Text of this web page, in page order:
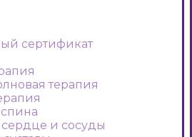
сертификат
терапия
и сосуды